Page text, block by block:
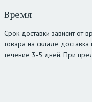
Время
Срок доставки зависит от
товара на складе
течение 3-5 дней. При